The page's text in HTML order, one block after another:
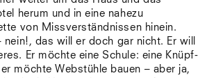
herum und in eine nahezu
von Missverständnissen hinein.
nein!, das will er doch gar nicht. Er will
Er möchte eine Schule: eine Knüpf-
möchte Webstühle bauen – aber ja,